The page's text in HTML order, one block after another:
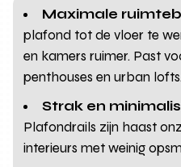
Maximale
plafond tot de vloer te
en kamers ruimer. Past
penthouses en urban lofts.
Strak en
Plafondrails zijn haast
interieurs met weinig